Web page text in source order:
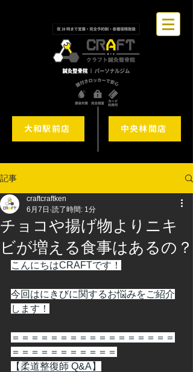
大和駅前店 中央林間店
記事
チョコや揚げ物よりニキ
ビが増える食事はあるの？
craftcraftken
6月7日 読了時間: 1分
こんにちはCRAFTです！
今回はにきびに関するお悩みをご紹介
します！
＝＝＝＝＝＝＝＝＝＝＝＝＝＝＝＝＝
＝＝＝＝＝＝＝＝＝＝＝
【柔道整復師 Q&A】